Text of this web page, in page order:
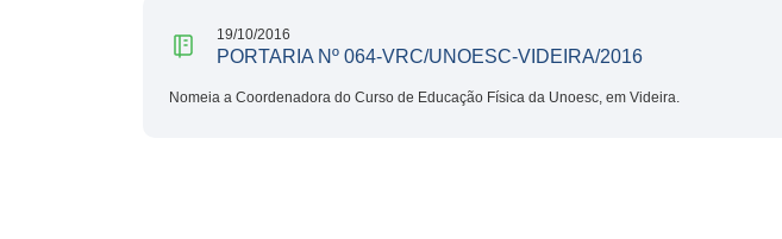
19/10/2016
PORTARIA Nº 064-VRC/UNOESC-VIDEIRA/2016
Nomeia a Coordenadora do Curso de Educação Física da Unoesc, em Videira.